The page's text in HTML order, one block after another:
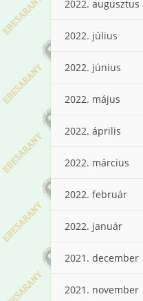
2022. augusztus
2022. július
2022. június
2022. május
2022. április
2022. március
2022. február
2022. január
2021. december
2021. november